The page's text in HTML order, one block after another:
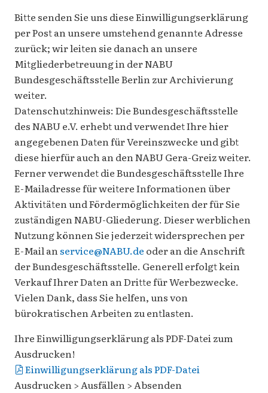
Bitte senden Sie uns diese Einwilligungserklärung
per Post an unsere umstehend genannte Adresse
zurück; wir leiten sie danach an unsere
Mitgliederbetreuung in der NABU
Bundesgeschäftsstelle Berlin zur Archivierung
weiter.
Datenschutzhinweis: Die Bundesgeschäftsstelle
des NABU e.V. erhebt und verwendet Ihre hier
angegebenen Daten für Vereinszwecke und gibt
diese hierfür auch an den NABU Gera-Greiz weiter.
Ferner verwendet die Bundesgeschäftsstelle Ihre
E-Mailadresse für weitere Informationen über
Aktivitäten und Fördermöglichkeiten der für Sie
zuständigen NABU-Gliederung. Dieser werblichen
Nutzung können Sie jederzeit widersprechen per
E-Mail anservice@NABU.de oder an die Anschrift
der Bundesgeschäftsstelle. Generell erfolgt kein
Verkauf Ihrer Daten an Dritte für Werbezwecke.
Vielen Dank, dass Sie helfen, uns von
bürokratischen Arbeiten zu entlasten.
Ihre Einwilligungserklärung als PDF-Datei zum
Ausdrucken!
Einwilligungserklärung als PDF-Datei
Ausdrucken > Ausfällen > Absenden